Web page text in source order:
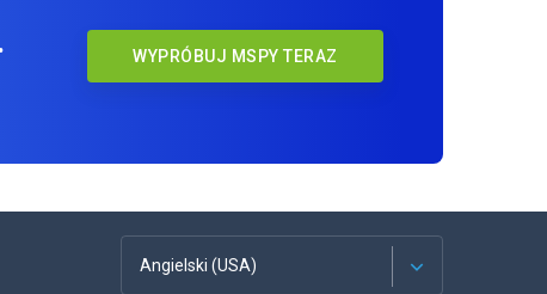
WYPRÓBUJ MSPY TERAZ
Angielski (USA)